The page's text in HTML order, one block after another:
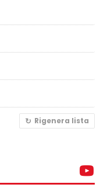
Rigenera lista